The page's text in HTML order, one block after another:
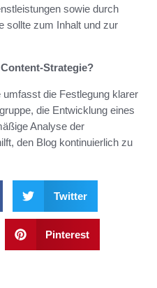
sowie durch
sollte zum Inhalt und zur
Strategie?
die Festlegung klarer
die Entwicklung eines
Analyse der
den Blog kontinuierlich zu
Twitter
Pinterest